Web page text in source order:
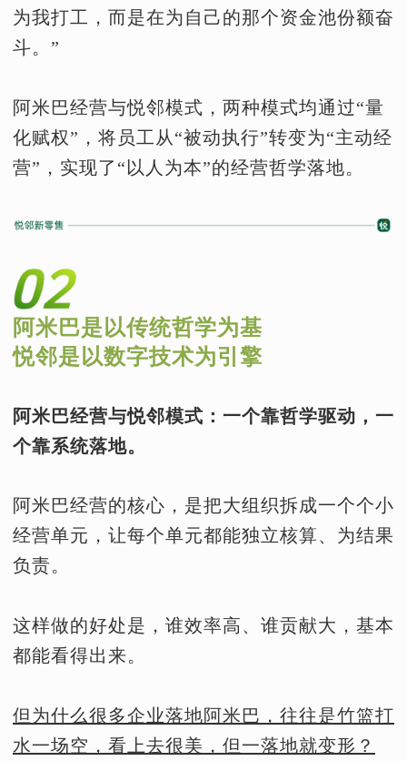
为我打工，而是在为自己的那个资金池份额奋
斗。”
阿米巴经营与悦邻模式，两种模式均通过“量
化赋权”，将员工从“被动执行”转变为“主动经
营”，实现了“以人为本”的经营哲学落地。
阿米巴是以传统哲学为基
悦邻是以数字技术为引擎
阿米巴经营与悦邻模式：一个靠哲学驱动，一
个靠系统落地。
阿米巴经营的核心，是把大组织拆成一个个小
经营单元，让每个单元都能独立核算、为结果
负责。
这样做的好处是，谁效率高、谁贡献大，基本
都能看得出来。
但为什么很多企业落地阿米巴，往往是竹篮打
水一场空，看上去很美，但一落地就变形？